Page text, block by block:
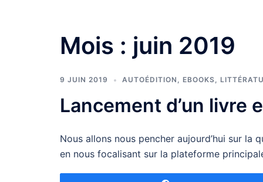
Mois : juin 2019
9 JUIN 2019 AUTOÉDITION , EBOOKS,
Lancement d’un livre
Nous allons nous pencher aujourd’hui sur la
en nous focalisant sur la plateforme